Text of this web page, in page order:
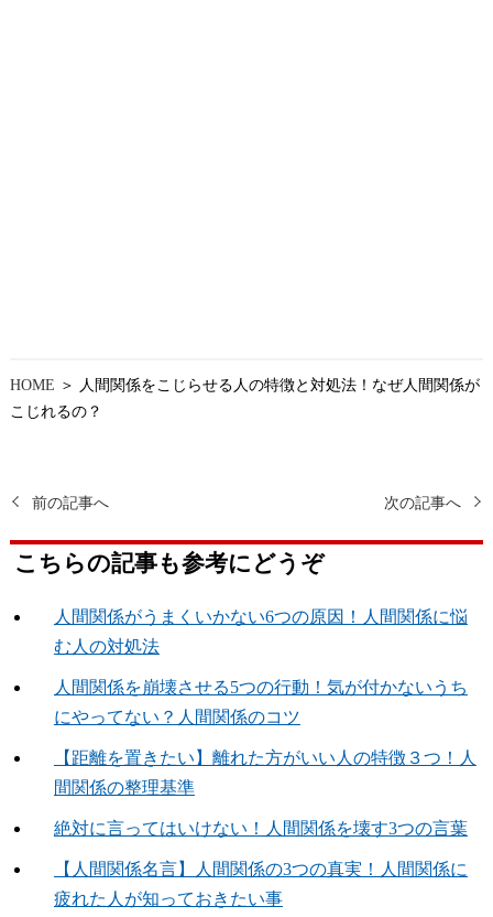
HOME ＞ 人間関係をこじらせる人の特徴と対処法！なぜ人間関係が
こじれるの？
前の記事へ 次の記事へ
こちらの記事も参考にどうぞ
人間関係がうまくいかない6つの原因！人間関係に悩
む人の対処法
人間関係を崩壊させる5つの行動！気が付かないうち
にやってない？人間関係のコツ
【距離を置きたい】離れた方がいい人の特徴３つ！人
間関係の整理基準
絶対に言ってはいけない！人間関係を壊す3つの言葉
【人間関係名言】人間関係の3つの真実！人間関係に
疲れた人が知っておきたい事